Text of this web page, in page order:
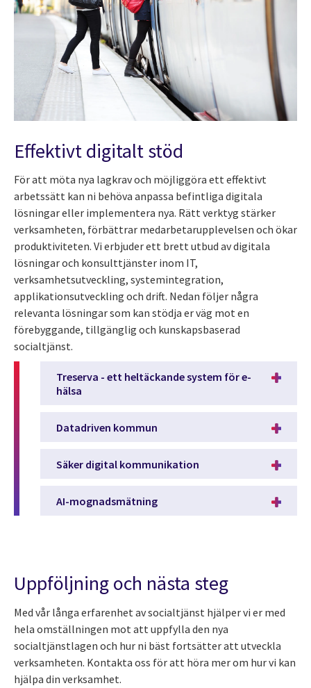
Effektivt digitalt stöd
För att möta nya lagkrav och möjliggöra ett effektivt
arbetssätt kan ni behöva anpassa befintliga digitala
lösningar eller implementera nya. Rätt verktyg stärker
verksamheten, förbättrar medarbetarupplevelsen och ökar
produktiviteten. Vi erbjuder ett brett utbud av digitala
lösningar och konsulttjänster inom IT,
verksamhetsutveckling, systemintegration,
applikationsutveckling och drift. Nedan följer några
relevanta lösningar som kan stödja er väg mot en
förebyggande, tillgänglig och kunskapsbaserad
socialtjänst.
Treserva - ett heltäckande system för e-
hälsa
Datadriven kommun
Säker digital kommunikation
AI-mognadsmätning
Uppföljning och nästa steg
Med vår långa erfarenhet av socialtjänst hjälper vi er med
hela omställningen mot att uppfylla den nya
socialtjänstlagen och hur ni bäst fortsätter att utveckla
verksamheten. Kontakta oss för att höra mer om hur vi kan
hjälpa din verksamhet.